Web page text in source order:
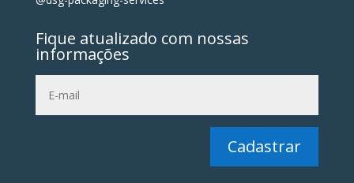
Fique atualizado com nossas
informações
Cadastrar